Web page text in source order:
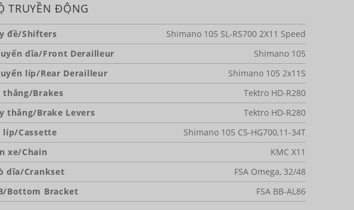
TRUYỀN ĐỘNG
đề/Shifters
Shimano 105 SL-RS700 2X11 Speed
dĩa/Front Derailleur
Shimano 105
líp/Rear Derailleur
Shimano 105 2x11S
thắng/Brakes
Tektro HD-R280
thắng/Brake Levers
Tektro HD-R280
líp/Cassette
Shimano 105 CS-HG700,11-34T
xe/Chain
KMC X11
dĩa/Crankset
FSA Omega, 32/48
Bottom Bracket
FSA BB-AL86